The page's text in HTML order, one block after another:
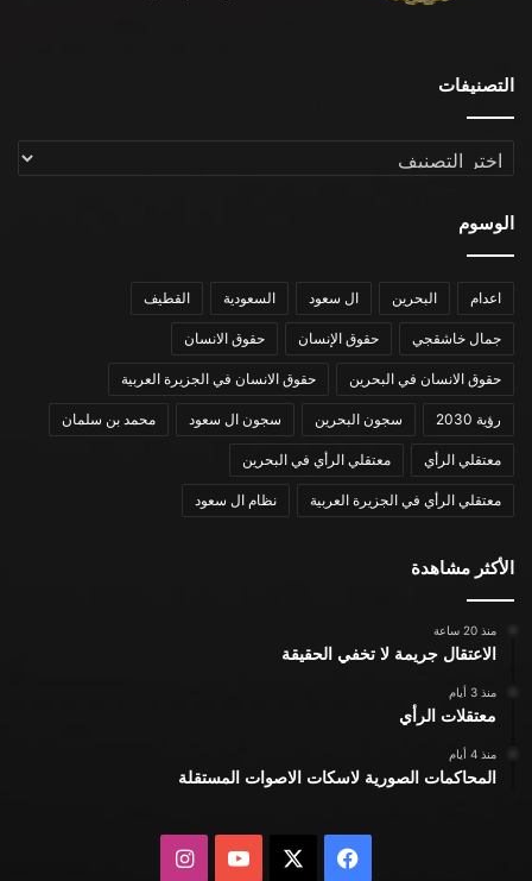
التصنيفات
التصنيفات
الوسوم
اعدام البحرين ال سعود السعودية القطيف
جمال خاشقجي حقوق الإنسان حقوق الانسان
حقوق الانسان في البحرين حقوق الانسان في الجزيرة العربية
رؤية 2030 سجون البحرين سجون ال سعود محمد بن سلمان
معتقلي الرأي معتقلي الرأي في البحرين
معتقلي الرأي في الجزيرة العربية نظام ال سعود
الأكثر مشاهدة
منذ 20 ساعة
الاعتقال جريمة لا تخفي الحقيقة
منذ 3 أيام
معتقلات الرأي
منذ 4 أيام
المحاكمات الصورية لاسكات الاصوات المستقلة
فيسبوك يوتيوبانستقرام